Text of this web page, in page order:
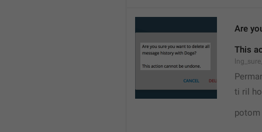
Are
This
ti ril
potom